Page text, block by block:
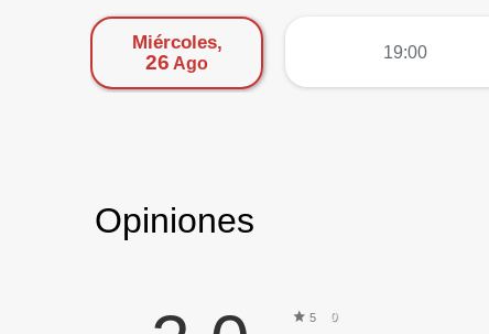
Miércoles,
26 Ago
19:00
Opiniones
5 0